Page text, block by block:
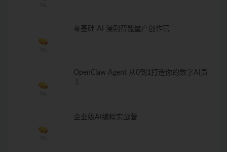
零基础 AI 漫剧智能量产创作营
OpenClaw Agent 从0到1打造你的数字AI员
企业级AI编程实战营